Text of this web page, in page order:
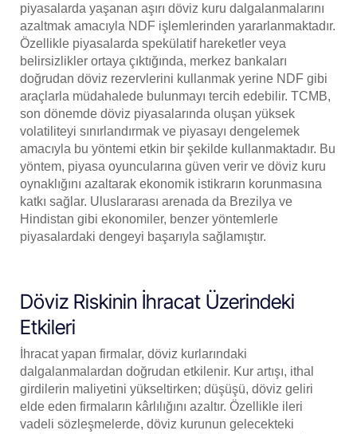
piyasalarda yaşanan aşırı döviz kuru dalgalanmalarını
azaltmak amacıyla NDF işlemlerinden yararlanmaktadır.
Özellikle piyasalarda spekülatif hareketler veya
belirsizlikler ortaya çıktığında, merkez bankaları
doğrudan döviz rezervlerini kullanmak yerine NDF gibi
araçlarla müdahalede bulunmayı tercih edebilir. TCMB,
son dönemde döviz piyasalarında oluşan yüksek
volatiliteyi sınırlandırmak ve piyasayı dengelemek
amacıyla bu yöntemi etkin bir şekilde kullanmaktadır. Bu
yöntem, piyasa oyuncularına güven verir ve döviz kuru
oynaklığını azaltarak ekonomik istikrarın korunmasına
katkı sağlar. Uluslararası arenada da Brezilya ve
Hindistan gibi ekonomiler, benzer yöntemlerle
piyasalardaki dengeyi başarıyla sağlamıştır.
Döviz Riskinin İhracat Üzerindeki
Etkileri
İhracat yapan firmalar, döviz kurlarındaki
dalgalanmalardan doğrudan etkilenir. Kur artışı, ithal
girdilerin maliyetini yükseltirken; düşüşü, döviz geliri
elde eden firmaların kârlılığını azaltır. Özellikle ileri
vadeli sözleşmelerde, döviz kurunun gelecekteki